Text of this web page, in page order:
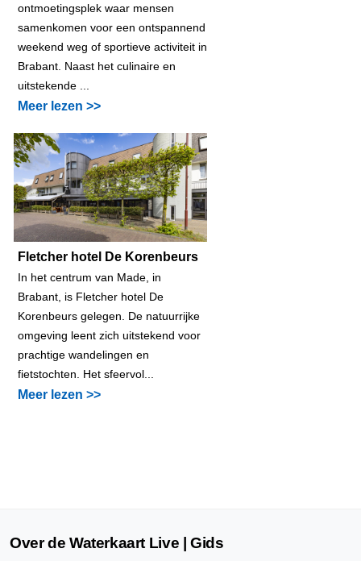
ontmoetingsplek waar mensen
samenkomen voor een ontspannend
weekend weg of sportieve activiteit in
Brabant. Naast het culinaire en
uitstekende ...
Meer lezen >>
Fletcher hotel De Korenbeurs
In het centrum van Made, in
Brabant, is Fletcher hotel De
Korenbeurs gelegen. De natuurrijke
omgeving leent zich uitstekend voor
prachtige wandelingen en
fietstochten. Het sfeervol...
Meer lezen >>
Over de Waterkaart Live | Gids